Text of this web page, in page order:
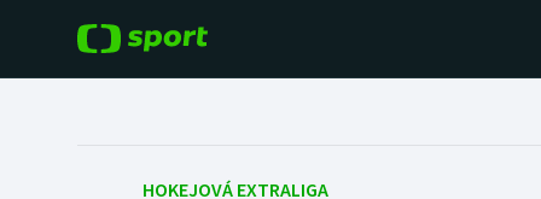
HOKEJOVÁ EXTRALIGA